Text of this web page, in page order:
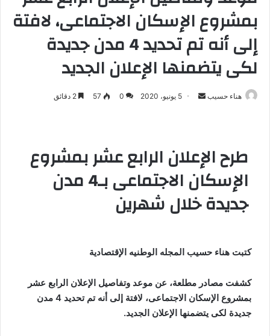
بمشروع الإسكان الاجتماعى، لافتة
إلى أنه تم تحديد 4 مدن جديدة
لكى يتضمنها الإعلان الجديد
هناء حسيب
ب
د
ا
ك
ر
و
ن
5 يونيو، 2020 0
57
طرح الإعلان الرابع عشر بمشروع
الإسكان الاجتماعى بـ4 مدن
جديدة خلال شهرين
كتبت هناء حسيب المجله الوطنيه الإقتصادية
كشفت مصادر مطلعة، عن موعد وتفاصيل الإعلان الرابع عشر
بمشروع الإسكان الاجتماعى، لافتة إلى أنه تم تحديد 4 مدن
جديدة لكى يتضمنها الإعلان الجديد.